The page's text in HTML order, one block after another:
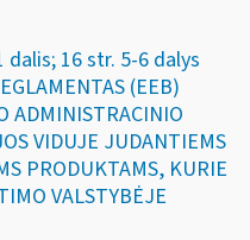
16 str. 5-6 dalys
(EEB)
ADMINISTRACINIO
VIDUJE JUDANTIEMS
PRODUKTAMS, KURIE
VALSTYBĖJE